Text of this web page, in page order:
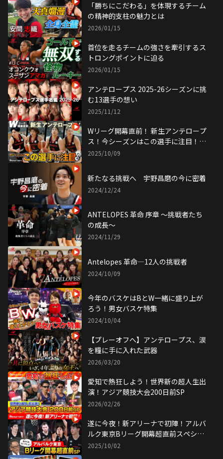
「勝ちにこだわる」を体現するチーム
の精神的支柱の魅力とは
2026/01/15
首位を走るチームの強さを牽引するス
トロングポイントに迫る
2026/01/15
アンテロープス 2025-26シーズンに挑
む13選手の想い
2025/11/12
Wリーグ開幕直前！ 新生アンテロープ
ス！今シーズンはこの選手に注目！平
下愛佳、横山智那美 生出演
2025/10/09
新たなる挑戦へ 宇野昌磨の今に密着
2024/12/24
ANTELOPES 革命 序章 〜挑戦者たち
の成長〜
2024/11/29
Antelopes 革命―12人の挑戦者
2024/10/09
今年のバスケはBとW一緒に盛り上が
ろう！男女バスケ特集
2024/10/04
【プレーオフへ】アンテロープス、涙
を糧に手に入れた武器
2026/03/20
愛知で熱狂しよう！世界新の超人生出
演！アジア競技大会200日前SP
2026/02/26
遂に今夜！新アリーナで初陣！アルバ
ルク東京Bリーグ開幕超直前スペシャ
ル
2025/10/02